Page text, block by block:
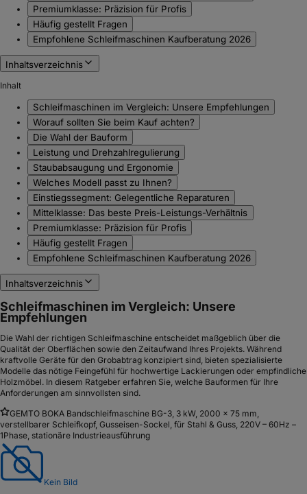
Premiumklasse: Präzision für Profis
Häufig gestellt Fragen
Empfohlene Schleifmaschinen Kaufberatung 2026
Inhaltsverzeichnis
Inhalt
Schleifmaschinen im Vergleich: Unsere Empfehlungen
Worauf sollten Sie beim Kauf achten?
Die Wahl der Bauform
Leistung und Drehzahlregulierung
Staubabsaugung und Ergonomie
Welches Modell passt zu Ihnen?
Einstiegssegment: Gelegentliche Reparaturen
Mittelklasse: Das beste Preis-Leistungs-Verhältnis
Premiumklasse: Präzision für Profis
Häufig gestellt Fragen
Empfohlene Schleifmaschinen Kaufberatung 2026
Inhaltsverzeichnis
Schleifmaschinen im Vergleich: Unsere
Empfehlungen
Die Wahl der richtigen Schleifmaschine entscheidet maßgeblich über die
Qualität der Oberflächen sowie den Zeitaufwand Ihres Projekts. Während
kraftvolle Geräte für den Grobabtrag konzipiert sind, bieten spezialisierte
Modelle das nötige Feingefühl für hochwertige Lackierungen oder empfindliche
Holzmöbel. In diesem Ratgeber erfahren Sie, welche Bauformen für Ihre
Anforderungen am sinnvollsten sind.
GEMTO BOKA Bandschleifmaschine BG-3, 3 kW, 2000 × 75 mm,
verstellbarer Schleifkopf, Gusseisen-Sockel, für Stahl & Guss, 220V – 60Hz –
1Phase, stationäre Industrieausführung
Kein Bild